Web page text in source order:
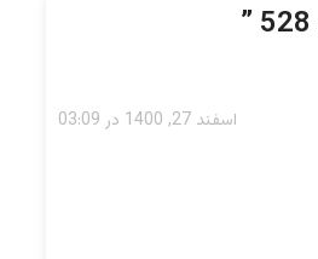
”
اسفند 27, 1400 در 03:09